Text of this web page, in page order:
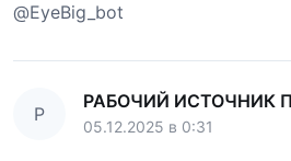
@EyeBig_bot
Р
РАБОЧИЙ ИСТОЧНИК
05.12.2025 в 0:31